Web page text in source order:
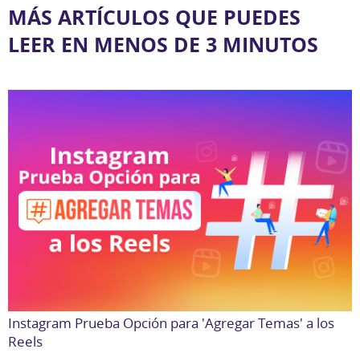
MÁS ARTÍCULOS QUE PUEDES
LEER EN MENOS DE 3 MINUTOS
Instagram Prueba Opción para 'Agregar Temas' a los
Reels